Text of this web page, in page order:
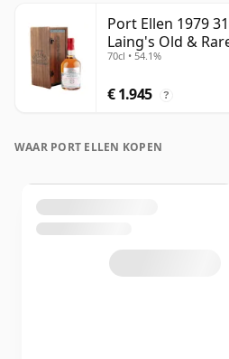
Port Ellen 1979
Laing's Old &
Presentation Case
70cl • 54.1%
€ 1.945 ?
WAAR PORT ELLEN KOPEN